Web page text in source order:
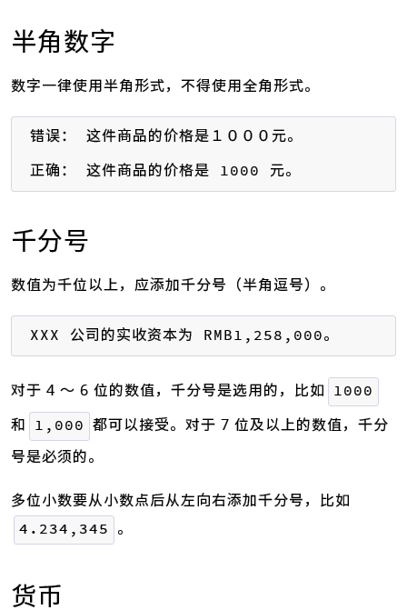
半角数字
数字一律使用半角形式，不得使用全角形式。
错误： 这件商品的价格是１０００元。
正确： 这件商品的价格是 1000 元。
千分号
数值为千位以上，应添加千分号（半角逗号）。
XXX 公司的实收资本为 RMB1,258,000。
对于 4 ～ 6 位的数值，千分号是选用的，比如 1000
和 1,000 都可以接受。对于 7 位及以上的数值，千分
号是必须的。
多位小数要从小数点后从左向右添加千分号，比如
4.234,345 。
货币